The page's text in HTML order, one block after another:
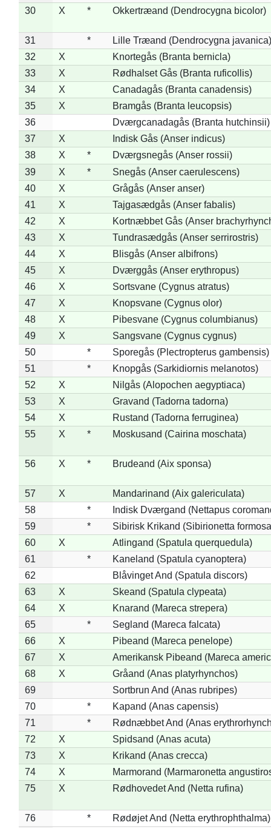
30
X * Okkertræand (Dendrocygna bicolor)
31 *
Lille Træand (Dendrocygna javanica)
32
X
Knortegås (Branta bernicla)
33
X
Rødhalset Gås (Branta ruficollis)
34
X
Canadagås (Branta canadensis)
35
X
Bramgås (Branta leucopsis)
36
Dværgcanadagås (Branta hutchinsii)
37
X
Indisk Gås (Anser indicus)
38
X *
Dværgsnegås (Anser rossii)
39
X *
Snegås (Anser caerulescens)
40
X
Grågås (Anser anser)
41
X
Tajgasædgås (Anser fabalis)
42
X
Kortnæbbet Gås (Anser
43
X
Tundrasædgås (Anser serrirostris)
44
X
Blisgås (Anser albifrons)
45
X
Dværggås (Anser erythropus)
46
X
Sortsvane (Cygnus atratus)
47
X
Knopsvane (Cygnus olor)
48
X
Pibesvane (Cygnus columbianus)
49
X
Sangsvane (Cygnus cygnus)
50
*
Sporegås (Plectropterus gambensis)
51
*
Knopgås (Sarkidiornis melanotos)
52
X
Nilgås (Alopochen aegyptiaca)
53
X
Gravand (Tadorna tadorna)
54
X
Rustand (Tadorna ferruginea)
55
X * Moskusand (Cairina moschata)
56 X * Brudeand (Aix sponsa)
57 X
Mandarinand (Aix galericulata)
58
*
Indisk Dværgand (Nettapus
59
*
Sibirisk Krikand (Sibirionetta
60
X
Atlingand (Spatula querquedula)
61
*
Kaneland (Spatula cyanoptera)
62
Blåvinget And (Spatula discors)
63
X
Skeand (Spatula clypeata)
64
X
Knarand (Mareca strepera)
65
*
Segland (Mareca falcata)
66
X
Pibeand (Mareca penelope)
67
X
Amerikansk Pibeand (Mareca
68
X
Gråand (Anas platyrhynchos)
69
Sortbrun And (Anas rubripes)
70
*
Kapand (Anas capensis)
71
*
Rødnæbbet And (Anas
72
X
Spidsand (Anas acuta)
73
X
Krikand (Anas crecca)
74
X
Marmorand (Marmaronetta
75
X Rødhovedet And (Netta rufina)
76 *
Rødøjet And (Netta erythrophthalma)